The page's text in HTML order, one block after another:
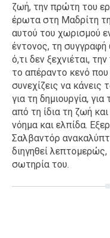
ζωή, την πρώτη του
έρωτα στη Μαδρίτη
αυτού του χωρισμού
έντονος, τη
ό,τι δεν ξεχνιέται,
το απέραντο κενό που
συνεχίζεις να κάνεις
για τη δημιουργία,
από τη ίδια τη ζωή
νόημα και ελπίδα.
Σαλβαντόρ
διηγηθεί
σωτηρία του.